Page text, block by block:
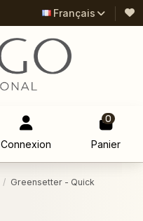
Français
Connexion
0
Panier
Greensetter - Quick